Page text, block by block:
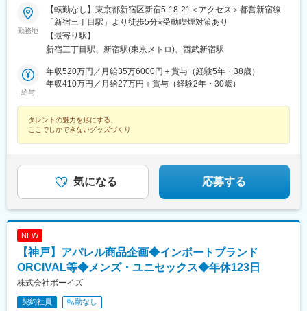
勤務地
【転勤なし】東京都新宿区新宿5-18-21＜アクセス＞都営新宿線
「新宿三丁目駅」より徒歩5分※受動喫煙対策あり
【最寄り駅】
新宿三丁目駅、新宿駅(東京メトロ)、西武新宿駅
給与
年収520万円／月給35万6000円＋賞与（経験5年・38歳）
年収410万円／月給27万円＋賞与（経験2年・30歳）
タレントの魅力を形にする、
ここでしかできないグッズづくり
気になる 応募する
NEW
【神戸】アパレル商品企画◆インポートブランド
ORCIVAL等◆メンズ・ユニセックス◆年休123日
株式会社ボーイズ
契約社員 転勤なし